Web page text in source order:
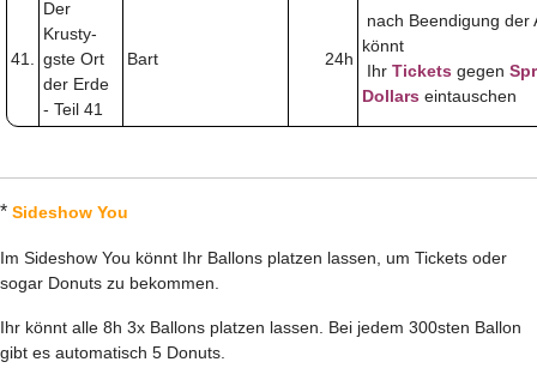
41.
Der
Krusty-
gste Ort
der Erde
- Teil 41
Bart 24h
nach Beendigung der
könnt
Ihr Tickets gegen
Dollars eintauschen
* Sideshow You
Im Sideshow You könnt Ihr Ballons platzen lassen, um Tickets oder
sogar Donuts zu bekommen.
Ihr könnt alle 8h 3x Ballons platzen lassen. Bei jedem 300sten Ballon
gibt es automatisch 5 Donuts.